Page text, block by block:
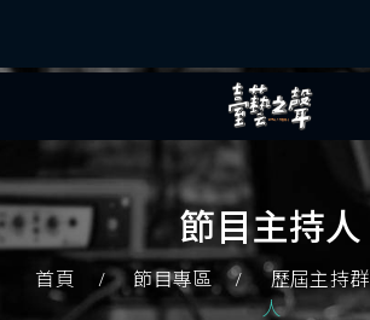
節目主持人
首頁 節目專區 歷屆主持群
人